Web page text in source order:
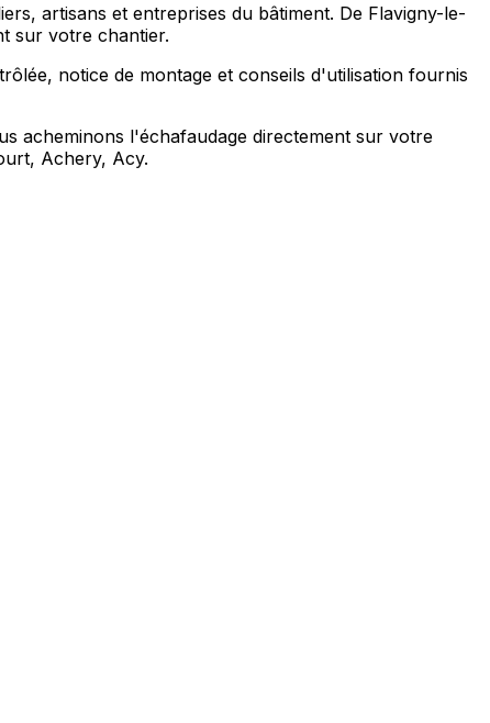
artisans et entreprises du bâtiment. De Flavigny-le-
sur votre chantier.
notice de montage et conseils d'utilisation fournis
acheminons l'échafaudage directement sur votre
Achery, Acy.